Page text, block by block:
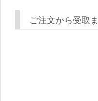
ご注文から受取